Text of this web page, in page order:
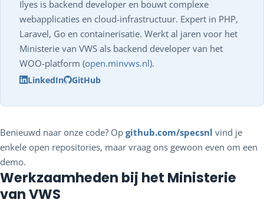
Ilyes is backend developer en bouwt complexe
webapplicaties en cloud-infrastructuur. Expert in PHP,
Laravel, Go en containerisatie. Werkt al jaren voor het
Ministerie van VWS als backend developer van het
WOO-platform (open.minvws.nl).
LinkedIn GitHub
Benieuwd naar onze code? Op github.com/specsnl vind je
enkele open repositories, maar vraag ons gewoon even om een
demo.
Werkzaamheden bij het Ministerie
van VWS